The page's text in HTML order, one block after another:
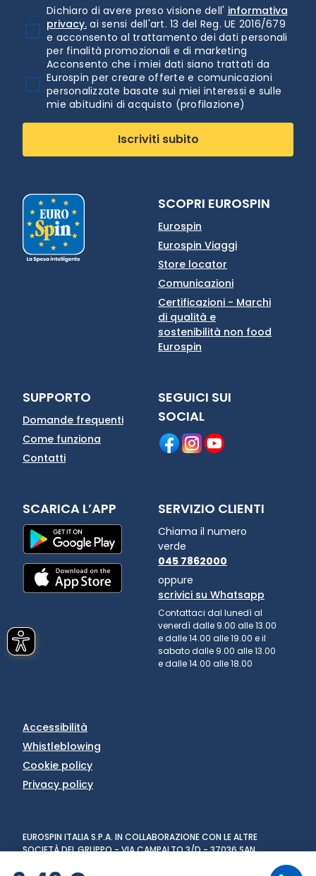
Dichiaro di avere preso visione dell' informativa
privacy. ai sensi dell'art. 13 del Reg. UE 2016/679
e acconsento al trattamento dei dati personali
per finalità promozionali e di marketing
Acconsento che i miei dati siano trattati da
Eurospin per creare offerte e comunicazioni
personalizzate basate sui miei interessi e sulle
mie abitudini di acquisto (profilazione)
Iscriviti subito
SCOPRI EUROSPIN
Eurospin
Eurospin Viaggi
Store locator
Comunicazioni
Certificazioni - Marchi
di qualità e
sostenibilità non food
Eurospin
SUPPORTO
Domande frequenti
Come funziona
Contatti
SEGUICI SUI
SOCIAL
SCARICA L’APP SERVIZIO CLIENTI
Chiama il numero
verde
045 7862000
oppure
scrivici su Whatsapp
Contattaci dal lunedì al
venerdì dalle 9.00 alle 13.00
e dalle 14.00 alle 19.00 e il
sabato dalle 9.00 alle 13.00
e dalle 14.00 alle 18.00
Accessibilità
Whistleblowing
Cookie policy
Privacy policy
EUROSPIN ITALIA S.P.A. IN COLLABORAZIONE CON LE ALTRE
SOCIETÀ DEL GRUPPO - VIA CAMPALTO 3/D - 37036 SAN
MARTINO BUON ALBERGO (VR) - FAX +39 045 8782333 - PARTITA